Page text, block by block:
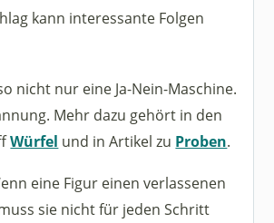
kann interessante Folgen
nicht nur eine Ja-Nein-Maschine.
Mehr dazu gehört in den
Würfel und in Artikel zu Proben.
eine Figur einen verlassenen
sie nicht für jeden Schritt